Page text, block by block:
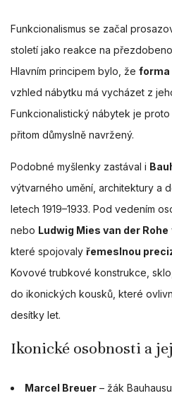
Funkcionalismus se začal
století jako reakce na
Hlavním principem bylo, že forma
vzhled nábytku má vycházet z
Funkcionalistický nábytek je
přitom důmyslně navržený.
Podobné myšlenky zastával i
výtvarného umění, architektury a
letech 1919–1933. Pod vedením
nebo Ludwig Mies van der Rohe
které spojovaly řemeslnou
Kovové trubkové konstrukce,
do ikonických kousků, které
desítky let.
Ikonické osobnosti a
Marcel Breuer – žák